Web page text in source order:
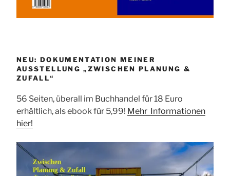
NEU: DOKUMENTATION MEINER
AUSSTELLUNG „ZWISCHEN PLANUNG &
ZUFALL“
56 Seiten, überall im Buchhandel für 18 Euro
erhältlich, als ebook für 5,99! Mehr Informationen
hier!